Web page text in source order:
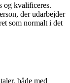
og kvalificeres.
der udarbejder
som normalt i det
både med